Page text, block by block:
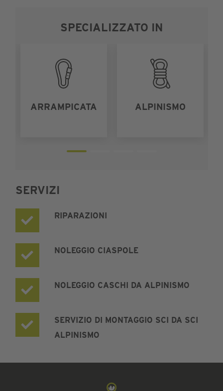
SPECIALIZZATO IN
ARRAMPICATA ALPINISMO
SERVIZI
RIPARAZIONI
NOLEGGIO CIASPOLE
NOLEGGIO CASCHI DA ALPINISMO
SERVIZIO DI MONTAGGIO SCI DA SCI
ALPINISMO